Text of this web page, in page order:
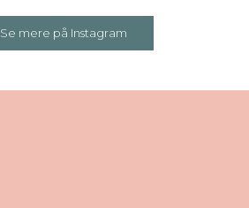
Se mere på Instagram